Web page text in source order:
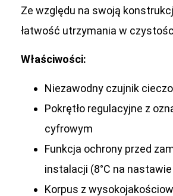
Ze względu na swoją
łatwość utrzymania w
Właściwości:
Niezawodny czujnik
Pokrętło regulacyjne z
cyfrowym
Funkcja ochrony przed
instalacji (8°C na nastawie
Korpus z